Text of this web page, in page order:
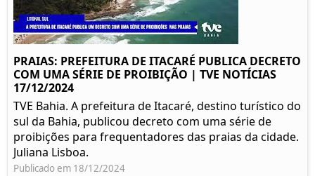
PRAIAS: PREFEITURA DE ITACARÉ PUBLICA DECRETO
COM UMA SÉRIE DE PROIBIÇÃO | TVE NOTÍCIAS
17/12/2024
TVE Bahia. A prefeitura de Itacaré, destino turístico do
sul da Bahia, publicou decreto com uma série de
proibições para frequentadores das praias da cidade.
Juliana Lisboa.
Publicado em 18/12/2024